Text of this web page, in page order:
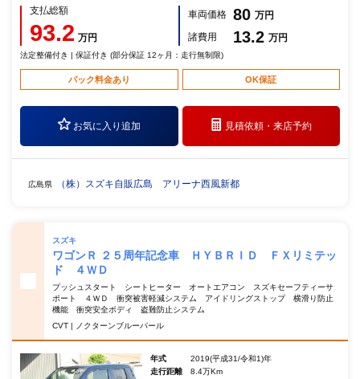
支払総額
93.2 万円
車両価格 80 万円
諸費用
13.2 万円
法定整備付き | 保証付き (部分保証 12ヶ月：走行無制限)
パック料金あり OK保証
お気に入り追加 見積依頼・来店予約
広島県 （株）スズキ自販広島 アリーナ西風新都
スズキ
ワゴンＲ ２５周年記念車 ＨＹＢＲＩＤ ＦＸリミテッ
ド ４ＷＤ
プッシュスタート シートヒーター オートエアコン スズキセーフティーサ
ポート ４ＷＤ 衝突被害軽減システム アイドリングストップ 横滑り防止
機能 衝突安全ボディ 盗難防止システム
CVT | ノクターンブルーパール
年式
2019(平成31/令和1)年
走行距離
8.4万Km